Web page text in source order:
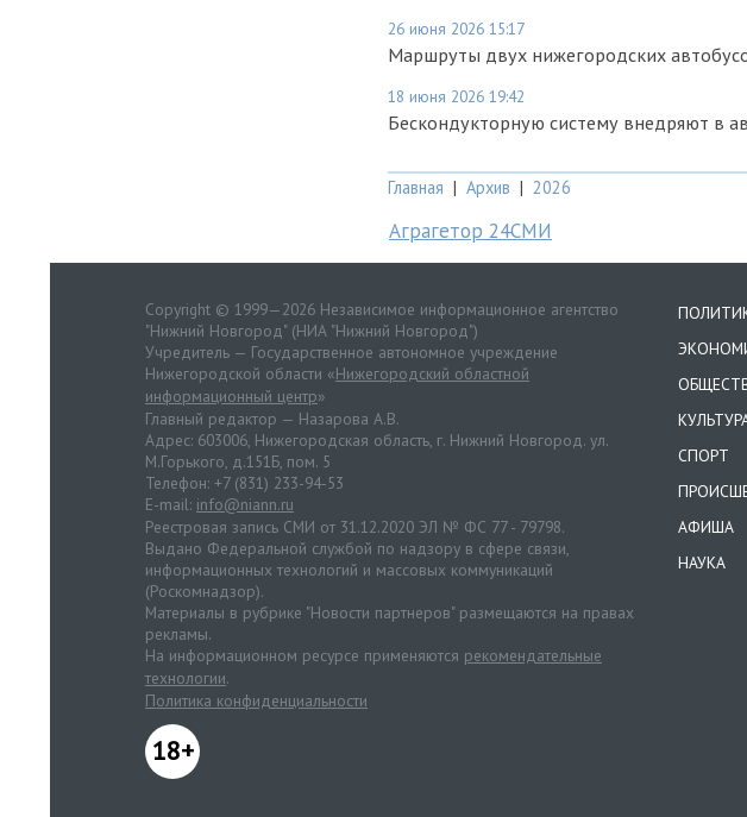
26 июня 2026 15:17
Маршруты двух нижегородских
18 июня 2026 19:42
Бескондукторную систему внедряют в
Главная | Архив | 2026
Аграгетор 24СМИ
Copyright © 1999—2026 Независимое информационное агентство
"Нижний Новгород" (НИА "Нижний Новгород")
Учредитель — Государственное автономное учреждение
Нижегородской области «Нижегородский областной
информационный центр»
Главный редактор — Назарова А.В.
Адрес: 603006, Нижегородская область, г. Нижний Новгород. ул.
М.Горького, д.151Б, пом. 5
Телефон: +7 (831) 233-94-53
E-mail: info@niann.ru
Реестровая запись СМИ от 31.12.2020 ЭЛ № ФС 77 - 79798.
Выдано Федеральной службой по надзору в сфере связи,
информационных технологий и массовых коммуникаций
(Роскомнадзор).
Материалы в рубрике "Новости партнеров" размещаются на правах
рекламы.
На информационном ресурсе применяются рекомендательные
технологии.
Политика конфиденциальности
18+
СПОРТ
АФИША
НАУКА